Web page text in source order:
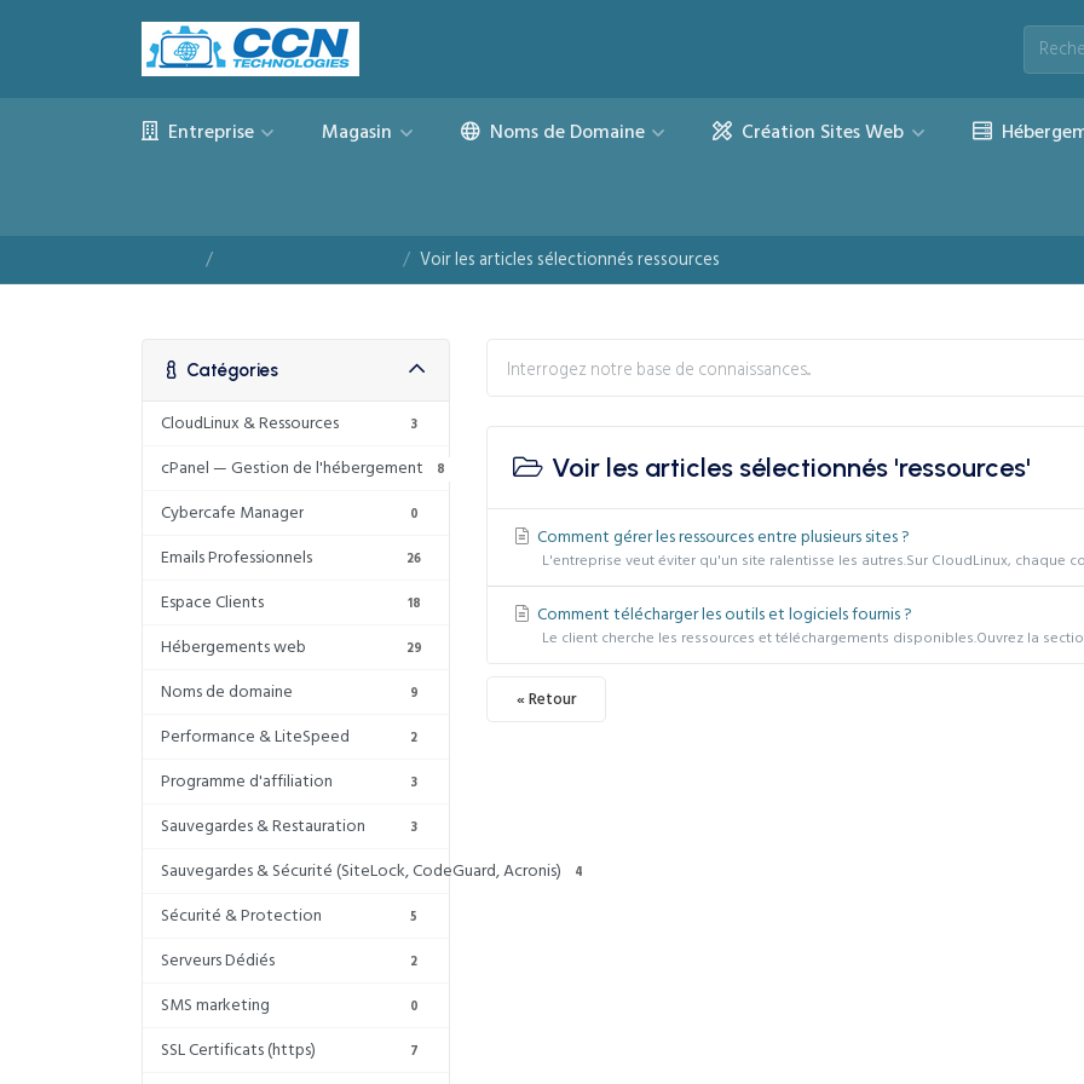
Entreprise Magasin Noms de Domaine Création Sites Web
Voir les articles sélectionnés ressources
Catégories
CloudLinux & Ressources 3
cPanel — Gestion de l'hébergement 8
Cybercafe Manager 0
Emails Professionnels 26
Espace Clients 18
Hébergements web 29
Noms de domaine 9
Performance & LiteSpeed 2
Programme d'affiliation 3
Sauvegardes & Restauration 3
Sauvegardes & Sécurité (SiteLock, CodeGuard, Acronis) 4
Sécurité & Protection 5
Serveurs Dédiés 2
SMS marketing 0
SSL Certificats (https) 7
Voir les articles sélectionnés 'ressources'
Comment gérer les ressources entre plusieurs sites ?
L'entreprise veut éviter qu'un site ralentisse les autres.Sur CloudLinux, chaque
Comment télécharger les outils et logiciels fournis ?
Le client cherche les ressources et téléchargements disponibles.Ouvrez la
« Retour